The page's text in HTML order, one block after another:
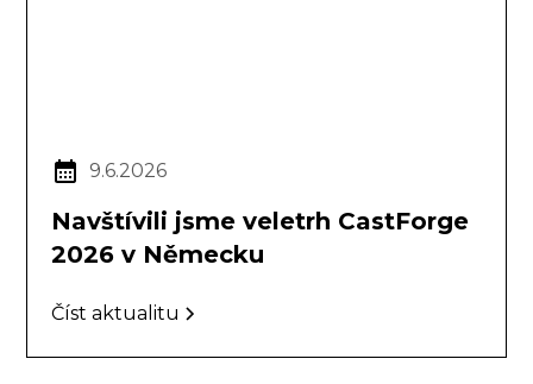
9.6.2026
Navštívili jsme veletrh CastForge
2026 v Německu
Číst aktualitu